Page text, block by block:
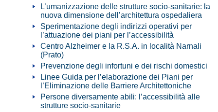
L’umanizzazione delle strutture socio-sanitarie: la
nuova dimensione dell’architettura ospedaliera
Sperimentazione degli indirizzi operativi per
l’attuazione dei piani per l’accessibilità
Centro Alzheimer e la R.S.A. in località Narnali
(Prato)
Prevenzione degli infortuni e dei rischi domestici
Linee Guida per l’elaborazione dei Piani per
l’Eliminazione delle Barriere Architettoniche
Persone diversamente abili: l’accessibilità alle
strutture socio-sanitarie